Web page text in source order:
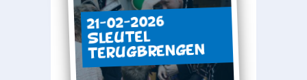
21-02-2026
Sleutel
terugbrengen